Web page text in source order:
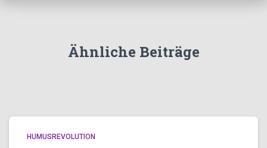
Ähnliche Beiträge
HUMUSREVOLUTION